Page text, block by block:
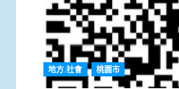
地方.社會 桃園市